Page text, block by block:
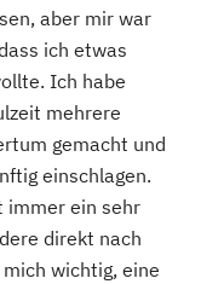
aber mir war
ich etwas
Ich habe
mehrere
gemacht und
einschlagen.
immer ein sehr
direkt nach
wichtig, eine